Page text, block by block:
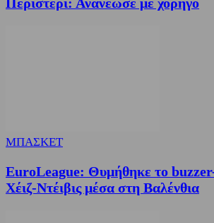
ΜΠΑΣΚΕΤ
EuroLeague: Θυμήθηκε το
Χέιζ-Ντέιβις μέσα στη Βαλένθια